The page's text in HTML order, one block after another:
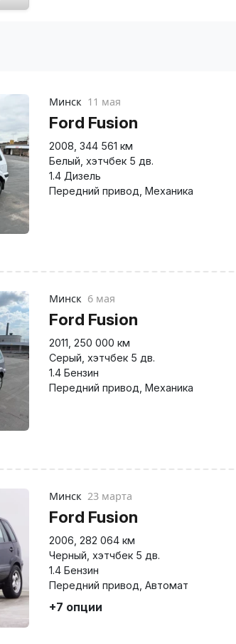
Минск 11 мая
Ford Fusion
2008 344 561 км
Белый хэтчбек 5 дв.
1.4 Дизель
Передний привод Механика
Минск 6 мая
Ford Fusion
2011 250 000 км
Серый хэтчбек 5 дв.
1.4 Бензин
Передний привод Механика
Минск 23 марта
Ford Fusion
2006 282 064 км
Черный хэтчбек 5 дв.
1.4 Бензин
Передний привод Автомат
+7 опции